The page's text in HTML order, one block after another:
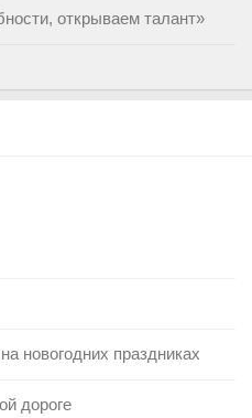
открываем талант»
новогодних праздниках
дороге